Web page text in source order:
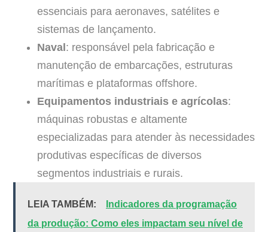
essenciais para aeronaves, satélites e
sistemas de lançamento.
Naval : responsável pela fabricação e
manutenção de embarcações, estruturas
marítimas e plataformas offshore.
Equipamentos industriais e agrícolas:
máquinas robustas e altamente
especializadas para atender às necessidades
produtivas específicas de diversos
segmentos industriais e rurais.
LEIA TAMBÉM:
Indicadores da programação
da produção: Como eles impactam seu nível de